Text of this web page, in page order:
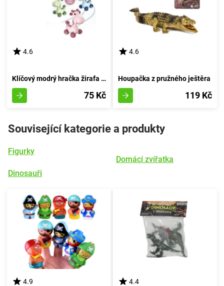
4.6
Klíčový modrý hračka žirafa s barvami
75 Kč
4.6
Houpačka z pružného ještěra
119 Kč
Související kategorie a produkty
Figurky
Dinosauři
Domácí zvířatka
4.9 4.4